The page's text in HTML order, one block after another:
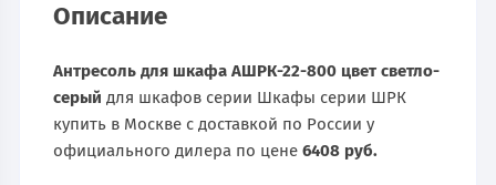
Описание
Антресоль для шкафа АШРК-22-800 цвет светло-
серый для шкафов серии Шкафы серии ШРК
купить в Москве с доставкой по России у
официального дилера по цене6408 руб.